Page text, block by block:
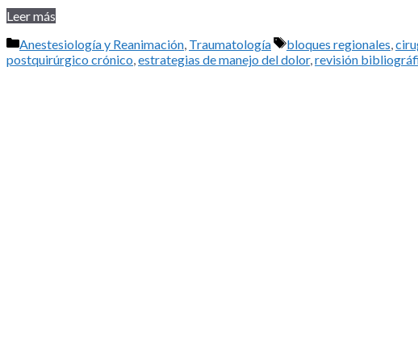
Leer más
Categorías
Anestesiología y Reanimación, Traumatología Etiquetas
bloques regionales,
postquirúrgico crónico,estrategias de manejo del dolor,revisión